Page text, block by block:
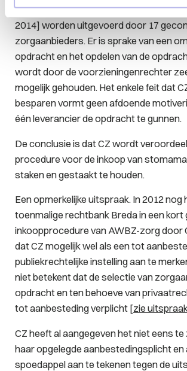
acht. CZ betwist niet dat de opdracht
2014] worden uitgevoerd door 17
zorgaanbieders. Er is sprake van een
opdracht en het opdelen van de
wordt door de voorzieningenrechter
mogelijk gehouden. Het enkele feit dat
besparen vormt geen afdoende
één leverancier de opdracht te gunnen.
De conclusie is dat CZ wordt
procedure voor de inkoop van
staken en gestaakt te houden.
Een opmerkelijke uitspraak. In 2012 nog
toenmalige rechtbank Breda in een kort
inkoopprocedure van AWBZ-zorg door
dat CZ mogelijk wel als een tot
publiekrechtelijke instelling aan te
niet betekent dat de selectie van
opdracht en ten behoeve van
tot aanbesteding verplicht [zie
CZ heeft al aangegeven het niet eens te
haar opgelegde aanbestedingsplicht en
spoedappel aan te tekenen tegen de